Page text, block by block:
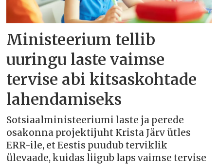
Ministeerium tellib
uuringu laste vaimse
tervise abi kitsaskohtade
lahendamiseks
Sotsiaalministeeriumi laste ja perede
osakonna projektijuht Krista Järv ütles
ERR-ile, et Eestis puudub terviklik
ülevaade, kuidas liigub laps vaimse tervise